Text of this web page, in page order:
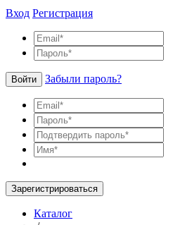
Вход Регистрация
Войти Забыли пароль?
Зарегистрироваться
Каталог